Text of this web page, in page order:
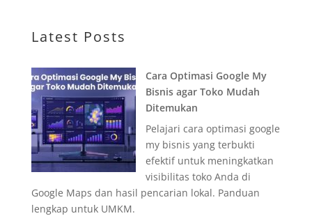
Latest Posts
Cara Optimasi Google My
Bisnis agar Toko Mudah
Ditemukan
Pelajari cara optimasi google
my bisnis yang terbukti
efektif untuk meningkatkan
visibilitas toko Anda di
Google Maps dan hasil pencarian lokal. Panduan
lengkap untuk UMKM.